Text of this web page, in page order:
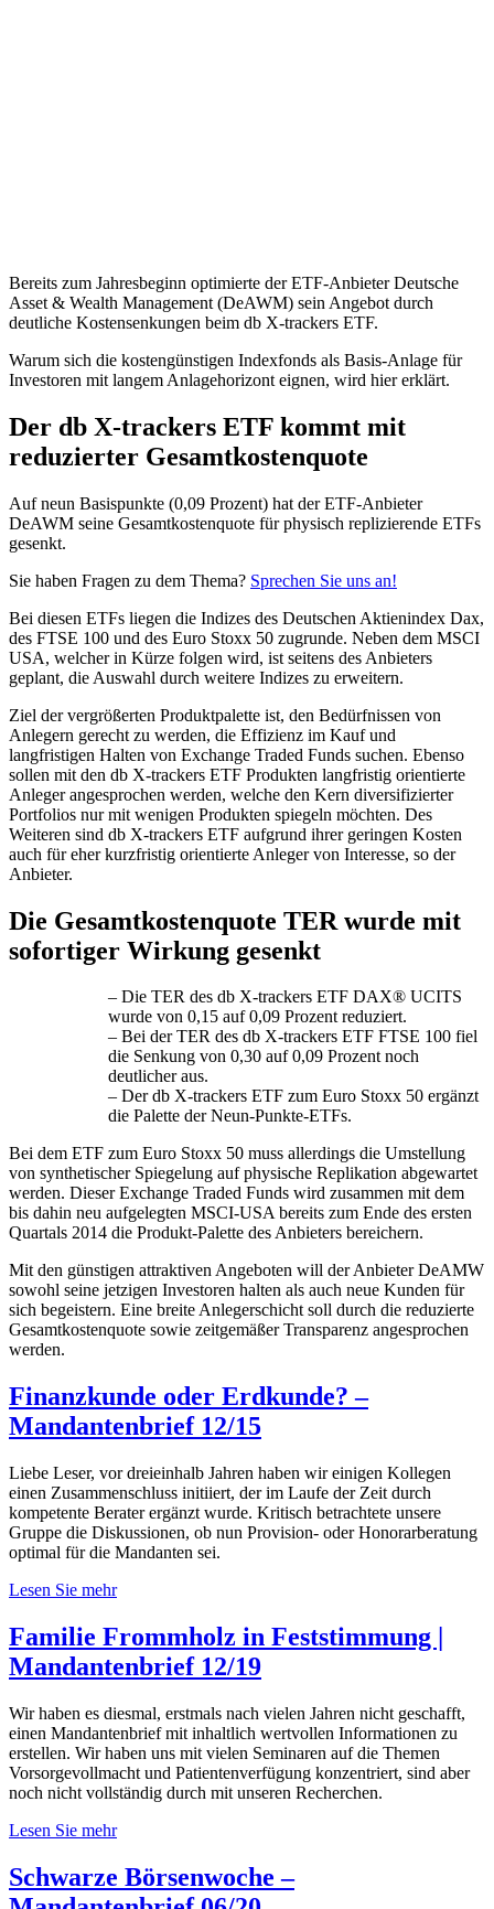
Bereits zum Jahresbeginn optimierte der ETF-Anbieter Deutsche
Asset & Wealth Management (DeAWM) sein Angebot durch
deutliche Kostensenkungen beim db X-trackers ETF.
Warum sich die kostengünstigen Indexfonds als Basis-Anlage für
Investoren mit langem Anlagehorizont eignen, wird hier erklärt.
Der db X-trackers ETF kommt mit
reduzierter Gesamtkostenquote
Auf neun Basispunkte (0,09 Prozent) hat der ETF-Anbieter
DeAWM seine Gesamtkostenquote für physisch replizierende ETFs
gesenkt.
Sie haben Fragen zu dem Thema? Sprechen Sie uns an!
Bei diesen ETFs liegen die Indizes des Deutschen Aktienindex Dax,
des FTSE 100 und des Euro Stoxx 50 zugrunde. Neben dem MSCI
USA, welcher in Kürze folgen wird, ist seitens des Anbieters
geplant, die Auswahl durch weitere Indizes zu erweitern.
Ziel der vergrößerten Produktpalette ist, den Bedürfnissen von
Anlegern gerecht zu werden, die Effizienz im Kauf und
langfristigen Halten von Exchange Traded Funds suchen. Ebenso
sollen mit den db X-trackers ETF Produkten langfristig orientierte
Anleger angesprochen werden, welche den Kern diversifizierter
Portfolios nur mit wenigen Produkten spiegeln möchten. Des
Weiteren sind db X-trackers ETF aufgrund ihrer geringen Kosten
auch für eher kurzfristig orientierte Anleger von Interesse, so der
Anbieter.
Die Gesamtkostenquote TER wurde mit
sofortiger Wirkung gesenkt
– Die TER des db X-trackers ETF DAX® UCITS
wurde von 0,15 auf 0,09 Prozent reduziert.
– Bei der TER des db X-trackers ETF FTSE 100 fiel
die Senkung von 0,30 auf 0,09 Prozent noch
deutlicher aus.
– Der db X-trackers ETF zum Euro Stoxx 50 ergänzt
die Palette der Neun-Punkte-ETFs.
Bei dem ETF zum Euro Stoxx 50 muss allerdings die Umstellung
von synthetischer Spiegelung auf physische Replikation abgewartet
werden. Dieser Exchange Traded Funds wird zusammen mit dem
bis dahin neu aufgelegten MSCI-USA bereits zum Ende des ersten
Quartals 2014 die Produkt-Palette des Anbieters bereichern.
Mit den günstigen attraktiven Angeboten will der Anbieter DeAMW
sowohl seine jetzigen Investoren halten als auch neue Kunden für
sich begeistern. Eine breite Anlegerschicht soll durch die reduzierte
Gesamtkostenquote sowie zeitgemäßer Transparenz angesprochen
werden.
Finanzkunde oder Erdkunde? –
Mandantenbrief 12/15
Liebe Leser, vor dreieinhalb Jahren haben wir einigen Kollegen
einen Zusammenschluss initiiert, der im Laufe der Zeit durch
kompetente Berater ergänzt wurde. Kritisch betrachtete unsere
Gruppe die Diskussionen, ob nun Provision- oder Honorarberatung
optimal für die Mandanten sei.
Lesen Sie mehr
Familie Frommholz in Feststimmung |
Mandantenbrief 12/19
Wir haben es diesmal, erstmals nach vielen Jahren nicht geschafft,
einen Mandantenbrief mit inhaltlich wertvollen Informationen zu
erstellen. Wir haben uns mit vielen Seminaren auf die Themen
Vorsorgevollmacht und Patientenverfügung konzentriert, sind aber
noch nicht vollständig durch mit unseren Recherchen.
Lesen Sie mehr
Schwarze Börsenwoche –